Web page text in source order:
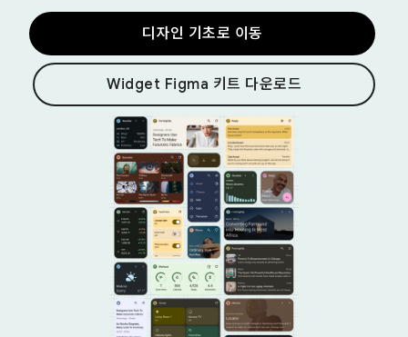
디자인 기초로 이동
Widget Figma 키트 다운로드